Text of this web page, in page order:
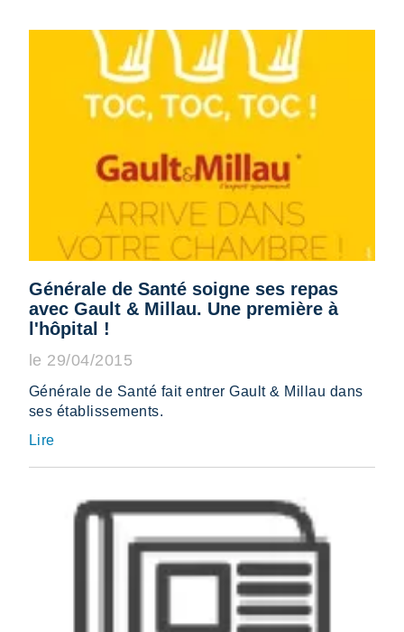
Générale de Santé soigne ses repas
avec Gault & Millau. Une première à
l'hôpital !
le 29/04/2015
Générale de Santé fait entrer Gault & Millau dans
ses établissements.
Lire